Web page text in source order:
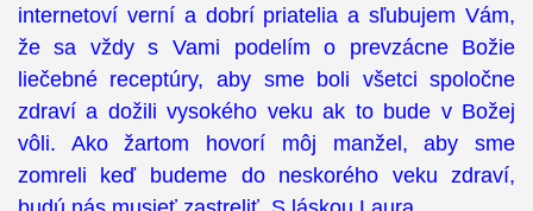
internetoví verní a dobrí priatelia a sľubujem Vám,
že sa vždy s Vami podelím o prevzácne Božie
liečebné receptúry, aby sme boli všetci spoločne
zdraví a dožili vysokého veku ak to bude v Božej
vôli. Ako žartom hovorí môj manžel, aby sme
zomreli keď budeme do neskorého veku zdraví,